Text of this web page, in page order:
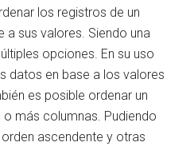
los registros de un
a sus valores. Siendo una
opciones. En su uso
datos en base a los valores
es posible ordenar un
más columnas. Pudiendo
ascendente y otras